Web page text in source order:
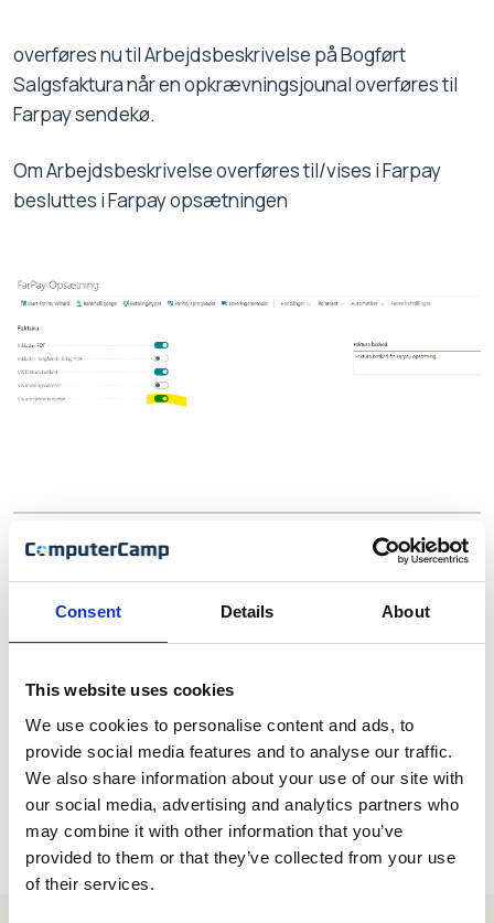
Consent Details About
This website uses cookies
We use cookies to personalise content and ads, to
provide social media features and to analyse our traffic.
We also share information about your use of our site with
our social media, advertising and analytics partners who
may combine it with other information that you’ve
provided to them or that they’ve collected from your use
of their services.
overføres nu til Arbejdsbeskrivelse på Bogført
Salgsfaktura når en opkrævningsjounal overføres til
Farpay sendekø.
Om Arbejdsbeskrivelse overføres til/vises i Farpay
besluttes i Farpay opsætningen
1454 – blandede moms satser
Overførsel til FarPay vil nu beregne den effektive
momsbeløb.